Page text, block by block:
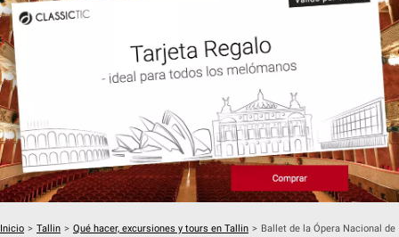
Inicio > Tallin > Qué hacer, excursiones y tours en Tallin > Ballet de la Ópera Nacional de